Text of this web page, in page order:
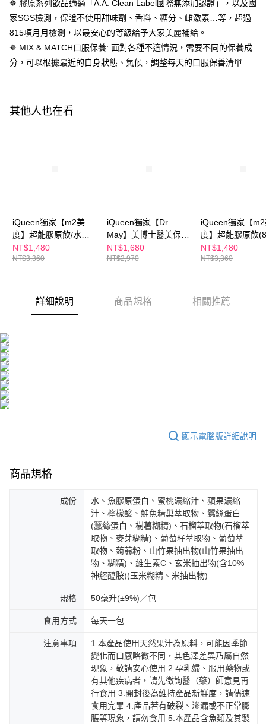
４．使用「AFTEE先享後付」時，將依據個別帳號之用戶狀況，依本公司即
時審查核予不同之上限額度；若仍有額度不足之情形，本公司將視審查結果
請求用戶進行身份認證。
５．嚴禁一人註冊多個帳號或使用他人資訊註冊。若發現惡意使用之情形，
恩沛科技股份有限公司將有權停止該用戶之使用額度並採取法律行動。
離島配送
每筆NT$150，滿NT$1,500(含以上)免運費
海外配送(澳門)
✵ 膠原系列飲品通過「A.A. Clean Label國際無添加認證」，以及國
家SGS檢測，保證不使用甜味劑、香料、糖分、雌激素…等，超過
815項月月檢測，以最安心的等級給予大家美麗補給。
✵ MIX & MATCH口服保養: 面對各種不適情況，需要不同的保養成
分，可以根據最近的自身狀態、氣候，調整每天的口服保善清單
其他人也在看
iQueen獨家【m2美
度】超能膠原飲/水光
飲(8入/任選1盒)+【Dr.
May】美博士積雪草保
NT$1,480
NT$3,360
iQueen獨家【Dr.
May】美博士醫美保健
組-B5HA玻尿酸保濕霜
(30ml) 水磁力精華霜+
代言 女人我最大節目
NT$1,680
NT$2,970
iQueen獨家【
度】超能膠原飲
盒)x1+【Dr. May
博士紅膠原色修
NT$1,480
NT$3,360
詳細說明 商品規格 相關推薦
顯示電腦版詳細說明
商品規格
成份
水、魚膠原蛋白、蜜桃濃縮汁、蘋果濃縮
汁、檸檬酸、鮭魚精巢萃取物、蠶絲蛋白
(蠶絲蛋白、樹薯糊精)、石榴萃取物(石榴萃
取物、麥芽糊精)、葡萄籽萃取物、葡萄萃
取物、蒟蒻粉、山竹果抽出物(山竹果抽出
物、糊精)、維生素C、玄米抽出物(含10%
神經醯胺)(玉米糊精、米抽出物)
規格 50毫升(±9%)／包
食用方式 每天一包
注意事項
1.本產品使用天然果汁為原料，可能因季節
變化而口感略微不同，其色澤差異乃屬自然
現象，敬請安心使用 2.孕乳婦、服用藥物或
有其他疾病者，請先徵詢醫（藥）師意見再
行食用 3.開封後為維持產品新鮮度，請儘速
食用完畢 4.產品若有破裂、滲漏或不正常膨
脹等現象，請勿食用 5.本產品含魚類及其製